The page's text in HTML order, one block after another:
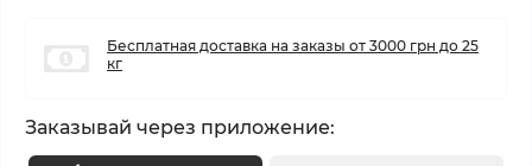
Бесплатная доставка на заказы от 3000 грн до 25
кг
Заказывай через приложение: